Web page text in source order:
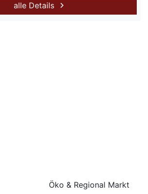
alle Details
Öko & Regional Markt